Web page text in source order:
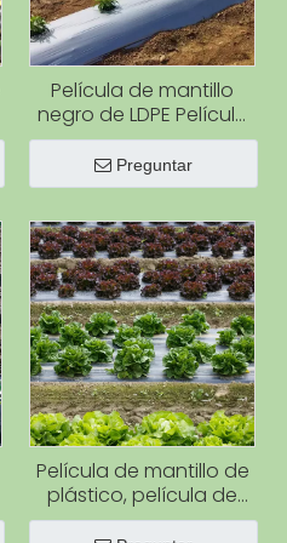
Película de mantillo
negro de LDPE Película
de mantillo para suelo
agrícola Cubierta de
plástico Mantillo de
Ondustries
Preguntar
Película de mantillo de
plástico, película de
mantillo negra para